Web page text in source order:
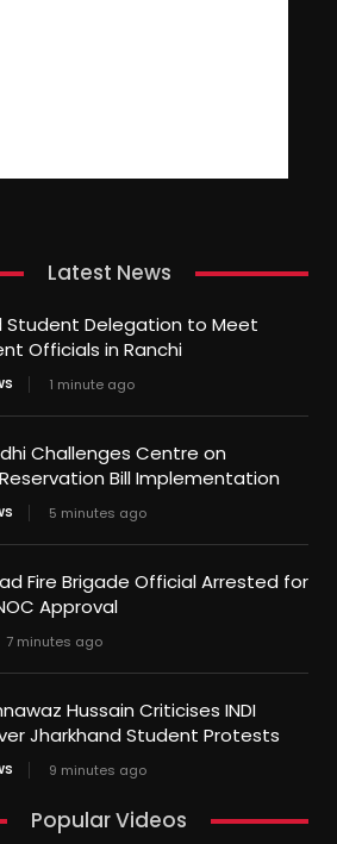
Latest News
Student Delegation to Meet
Officials in Ranchi
1 minute ago
Challenges Centre on
Bill Implementation
5 minutes ago
Fire Brigade Official Arrested for
Approval
7 minutes ago
Hussain Criticises INDI
Jharkhand Student Protests
9 minutes ago
Popular Videos